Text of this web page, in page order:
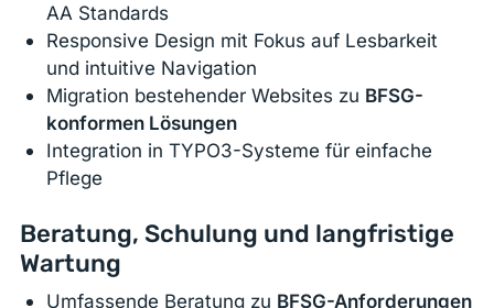
AA Standards
Responsive Design mit Fokus auf Lesbarkeit
und intuitive Navigation
Migration bestehender Websites zu BFSG-
konformen Lösungen
Integration inTYPO3-Systeme für einfache
Pflege
Beratung, Schulung und langfristige
Wartung
Umfassende Beratung zu BFSG-Anforderungen